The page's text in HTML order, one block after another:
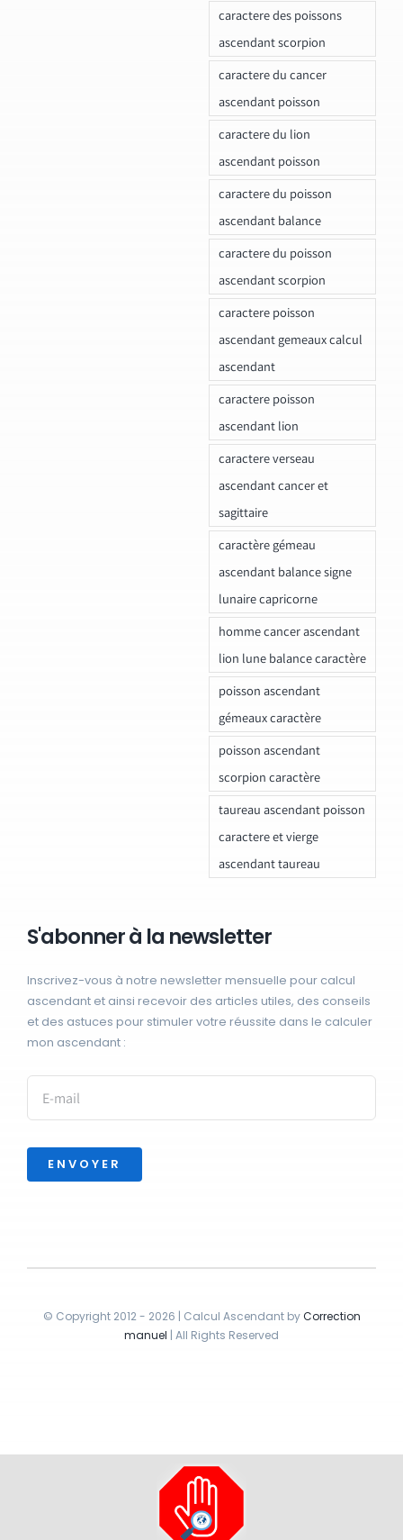
caractere des poissons
ascendant scorpion
caractere du cancer
ascendant poisson
caractere du lion
ascendant poisson
caractere du poisson
ascendant balance
caractere du poisson
ascendant scorpion
caractere poisson
ascendant gemeaux calcul
ascendant
caractere poisson
ascendant lion
caractere verseau
ascendant cancer et
sagittaire
caractère gémeau
ascendant balance signe
lunaire capricorne
homme cancer ascendant
lion lune balance caractère
poisson ascendant
gémeaux caractère
poisson ascendant
scorpion caractère
taureau ascendant poisson
caractere et vierge
ascendant taureau
S'abonner à la newsletter
Inscrivez-vous à notre newsletter mensuelle pour calcul
ascendant et ainsi recevoir des articles utiles, des conseils
et des astuces pour stimuler votre réussite dans le calculer
mon ascendant :
ENVOYER
© Copyright 2012 - 2026 | Calcul Ascendant byCorrection
manuel | All Rights Reserved